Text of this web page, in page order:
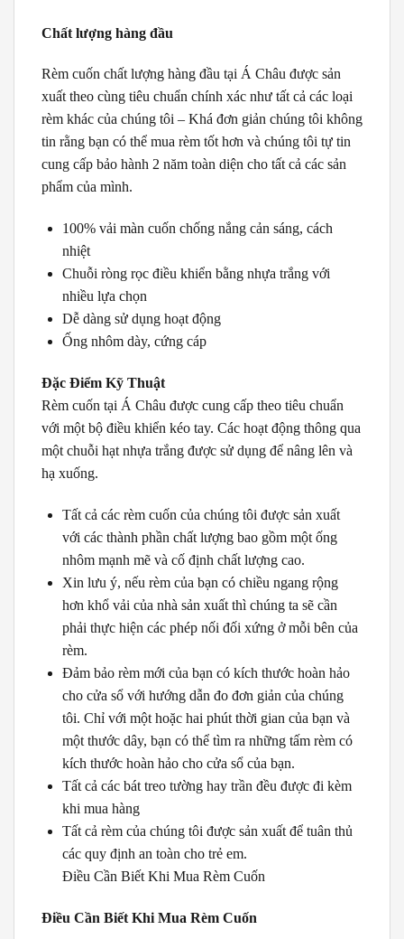
Chất lượng hàng đầu
Rèm cuốn chất lượng hàng đầu tại Á Châu được sản
xuất theo cùng tiêu chuẩn chính xác như tất cả các loại
rèm khác của chúng tôi – Khá đơn giản chúng tôi không
tin rằng bạn có thể mua rèm tốt hơn và chúng tôi tự tin
cung cấp bảo hành 2 năm toàn diện cho tất cả các sản
phẩm của mình.
100% vải màn cuốn chống nắng cản sáng, cách
nhiệt
Chuỗi ròng rọc điều khiển bằng nhựa trắng với
nhiều lựa chọn
Dễ dàng sử dụng hoạt động
Ống nhôm dày, cứng cáp
Đặc Điểm Kỹ Thuật
Rèm cuốn tại Á Châu được cung cấp theo tiêu chuẩn
với một bộ điều khiển kéo tay. Các hoạt động thông qua
một chuỗi hạt nhựa trắng được sử dụng để nâng lên và
hạ xuống.
Tất cả các rèm cuốn của chúng tôi được sản xuất
với các thành phần chất lượng bao gồm một ống
nhôm mạnh mẽ và cố định chất lượng cao.
Xin lưu ý, nếu rèm của bạn có chiều ngang rộng
hơn khổ vải của nhà sản xuất thì chúng ta sẽ cần
phải thực hiện các phép nối đối xứng ở mỗi bên của
rèm.
Đảm bảo rèm mới của bạn có kích thước hoàn hảo
cho cửa sổ với hướng dẫn đo đơn giản của chúng
tôi. Chỉ với một hoặc hai phút thời gian của bạn và
một thước dây, bạn có thể tìm ra những tấm rèm có
kích thước hoàn hảo cho cửa sổ của bạn.
Tất cả các bát treo tường hay trần đều được đi kèm
khi mua hàng
Tất cả rèm của chúng tôi được sản xuất để tuân thủ
các quy định an toàn cho trẻ em.
Điều Cần Biết Khi Mua Rèm Cuốn
Điều Cần Biết Khi Mua Rèm Cuốn